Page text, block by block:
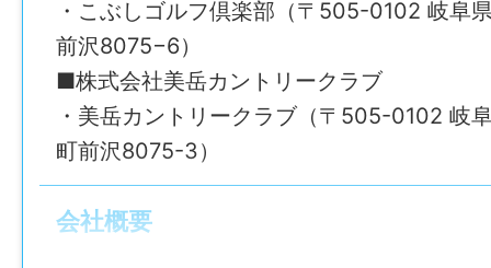
【嬉しい待遇・福利厚生いろいろ♪】
・制服貸与で服装の心配なし
・ゴルフ用品やコース利用が社割でお得！
・禁煙奨励金あり
・こぶしゴルフ倶楽部（〒505-0102 岐阜
前沢8075−6）
■株式会社美岳カントリークラブ
・美岳カントリークラブ（〒505-0102 岐
町前沢8075-3）
会社概要